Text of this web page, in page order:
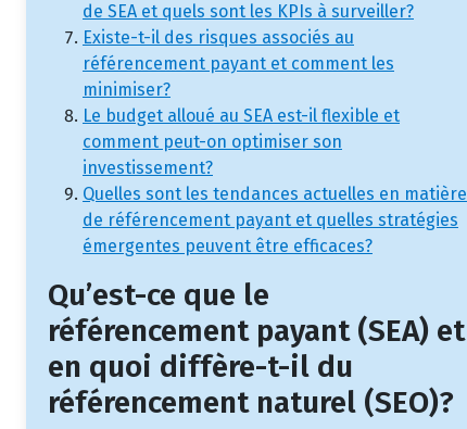
de SEA et quels sont les KPIs à surveiller?
Existe-t-il des risques associés au
référencement payant et comment les
minimiser?
Le budget alloué au SEA est-il flexible et
comment peut-on optimiser son
investissement?
Quelles sont les tendances actuelles en matière
de référencement payant et quelles stratégies
émergentes peuvent être efficaces?
Qu’est-ce que le
référencement payant (SEA) et
en quoi diffère-t-il du
référencement naturel (SEO)?